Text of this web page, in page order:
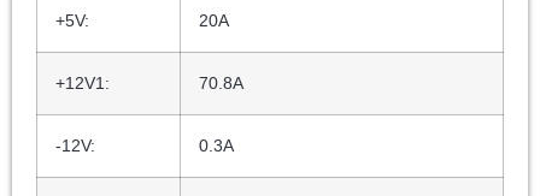
+5V: 20A
+12V1: 70.8A
-12V: 0.3A